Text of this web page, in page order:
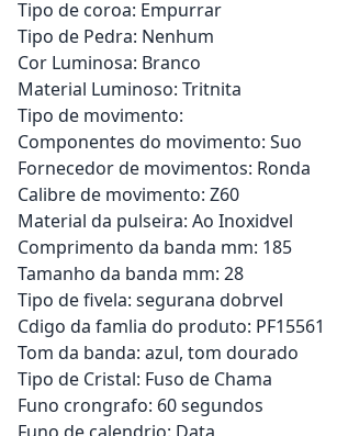
Tipo de coroa: Empurrar
Tipo de Pedra: Nenhum
Cor Luminosa: Branco
Material Luminoso: Tritnita
Tipo de movimento:
Componentes do movimento: Suo
Fornecedor de movimentos: Ronda
Calibre de movimento: Z60
Material da pulseira: Ao Inoxidvel
Comprimento da banda mm: 185
Tamanho da banda mm: 28
Tipo de fivela: segurana dobrvel
Cdigo da famlia do produto: PF15561
Tom da banda: azul, tom dourado
Tipo de Cristal: Fuso de Chama
Funo crongrafo: 60 segundos